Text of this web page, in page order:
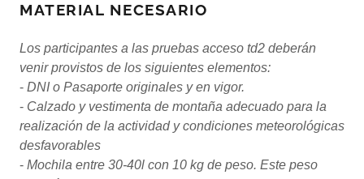
MATERIAL NECESARIO
Los participantes a las pruebas acceso td2 deberán
venir provistos de los siguientes elementos:
- DNI o Pasaporte originales y en vigor.
- Calzado y vestimenta de montaña adecuado para la
realización de la actividad y condiciones meteorológicas
desfavorables
- Mochila entre 30-40l con 10 kg de peso. Este peso